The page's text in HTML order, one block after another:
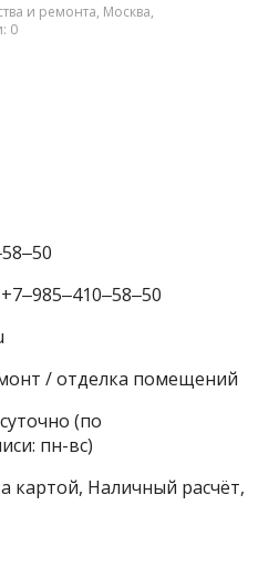
и ремонта, Москва,
0
/ отделка помещений
(по
пн-вс)
картой, Наличный расчёт,